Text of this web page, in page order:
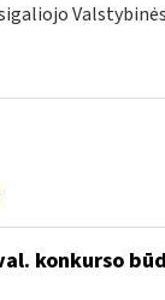
Valstybinės
konkurso